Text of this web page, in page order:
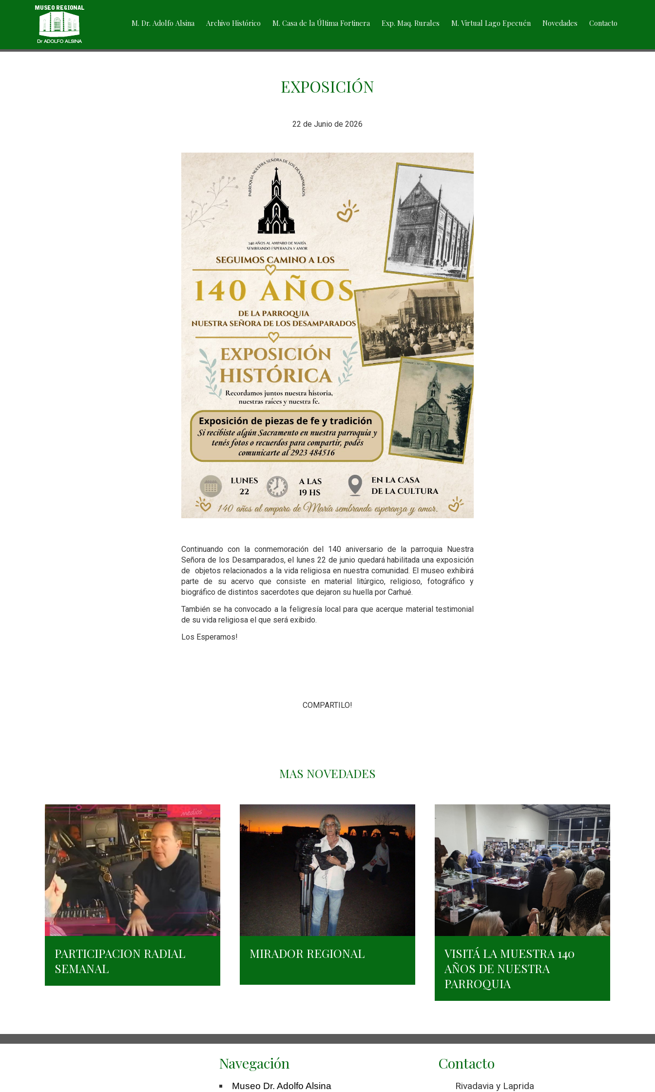
M. Dr. Adolfo Alsina Archivo Histórico M. Casa de la Última Fortinera Exp. Maq. Rurales M. Virtual Lago Epecuén Novedades Contacto
EXPOSICIÓN
22 de Junio de 2026
Continuando con la conmemoración del 140 aniversario de la parroquia Nuestra
Señora de los Desamparados, el lunes 22 de junio quedará habilitada una exposición
de objetos relacionados a la vida religiosa en nuestra comunidad. El museo exhibirá
parte de su acervo que consiste en material litúrgico, religioso, fotográfico y
biográfico de distintos sacerdotes que dejaron su huella por Carhué.
También se ha convocado a la feligresía local para que acerque material testimonial
de su vida religiosa el que será exibido.
Los Esperamos!
COMPARTILO!
MAS NOVEDADES
PARTICIPACION RADIAL
SEMANAL
MIRADOR REGIONAL
VISITÁ LA MUESTRA 140
AÑOS DE NUESTRA
PARROQUIA
Navegación
Museo Dr. Adolfo Alsina
Contacto
Rivadavia y Laprida